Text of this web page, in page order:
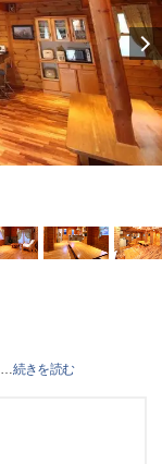
…続きを読む